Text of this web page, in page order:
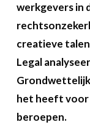
werkgevers in
creatieve
Legal
het heeft voor
beroepen.